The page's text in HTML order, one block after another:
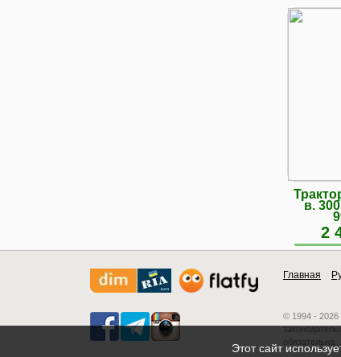
в.
2
Главная
© 1994 - 2026
обязательна.
Этот сайт